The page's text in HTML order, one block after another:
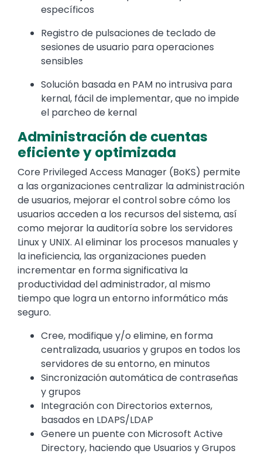
específicos
Registro de pulsaciones de teclado de
sesiones de usuario para operaciones
sensibles
Solución basada en PAM no intrusiva para
kernal, fácil de implementar, que no impide
el parcheo de kernal
Administración de cuentas
eficiente y optimizada
Core Privileged Access Manager (BoKS) permite
a las organizaciones centralizar la administración
de usuarios, mejorar el control sobre cómo los
usuarios acceden a los recursos del sistema, así
como mejorar la auditoría sobre los servidores
Linux y UNIX. Al eliminar los procesos manuales y
la ineficiencia, las organizaciones pueden
incrementar en forma significativa la
productividad del administrador, al mismo
tiempo que logra un entorno informático más
seguro.
Cree, modifique y/o elimine, en forma
centralizada, usuarios y grupos en todos los
servidores de su entorno, en minutos
Sincronización automática de contraseñas
y grupos
Integración con Directorios externos,
basados en LDAPS/LDAP
Genere un puente con Microsoft Active
Directory, haciendo que Usuarios y Grupos